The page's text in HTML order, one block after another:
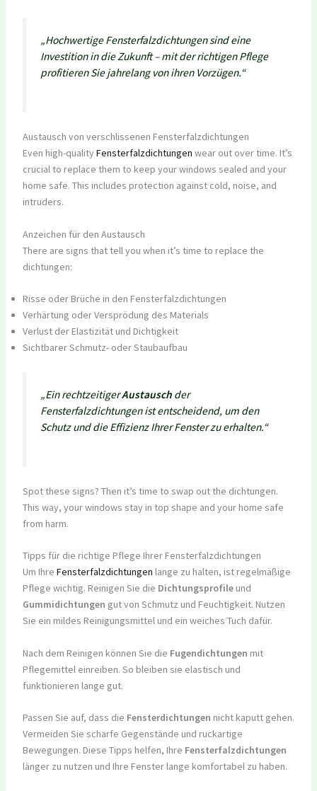
„Hochwertige Fensterfalzdichtungen sind eine
Investition in die Zukunft – mit der richtigen Pflege
profitieren Sie jahrelang von ihren Vorzügen.“
Austausch von verschlissenen Fensterfalzdichtungen
Even high-qualityFensterfalzdichtungen wear out over time. It’s
crucial to replace them to keep your windows sealed and your
home safe. This includes protection against cold, noise, and
intruders.
Anzeichen für den Austausch
There are signs that tell you when it’s time to replace the
dichtungen:
Risse oder Brüche in den Fensterfalzdichtungen
Verhärtung oder Versprödung des Materials
Verlust der Elastizität und Dichtigkeit
Sichtbarer Schmutz- oder Staubaufbau
„Ein rechtzeitigerAustauschder
Fensterfalzdichtungen ist entscheidend, um den
Schutz und die Effizienz Ihrer Fenster zu erhalten.“
Spot these signs? Then it’s time to swap out the dichtungen.
This way, your windows stay in top shape and your home safe
from harm.
Tipps für die richtige Pflege Ihrer Fensterfalzdichtungen
Um Ihre Fensterfalzdichtungen lange zu halten, ist regelmäßige
Pflege wichtig. Reinigen Sie die Dichtungsprofileund
Gummidichtungen gut von Schmutz und Feuchtigkeit. Nutzen
Sie ein mildes Reinigungsmittel und ein weiches Tuch dafür.
Nach dem Reinigen können Sie die Fugendichtungen mit
Pflegemittel einreiben. So bleiben sie elastisch und
funktionieren lange gut.
Passen Sie auf, dass die Fensterdichtungen nicht kaputt gehen.
Vermeiden Sie scharfe Gegenstände und ruckartige
Bewegungen. Diese Tipps helfen, Ihre Fensterfalzdichtungen
länger zu nutzen und Ihre Fenster lange komfortabel zu haben.